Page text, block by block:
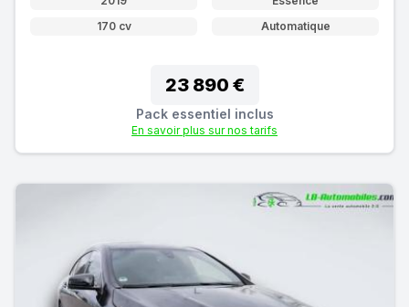
170 cv
Automatique
23 890 €
Pack essentiel inclus
En savoir plus sur nos tarifs